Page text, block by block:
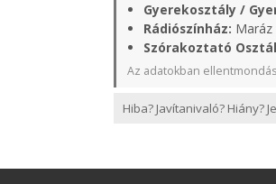
Gyerekosztály /
Rádiószínház: Maráz
Szórakoztató
Az adatokban
Hiba? Javítanivaló? Hiány?